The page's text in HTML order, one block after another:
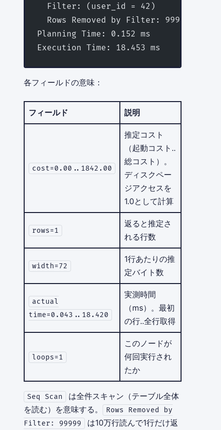
  Filter: (user_id = 42)
  Rows Removed by Filter: 99999
Planning Time: 0.152 ms
Execution Time: 18.453 ms
各フィールドの意味：
フィールド 説明
cost=0.00..1842.00
推定コスト
（起動コスト..
総コスト）。
ディスクペー
ジアクセスを
1.0として計算
rows=1
返ると推定さ
れる行数
width=72
1行あたりの推
定バイト数
actual
time=0.043..18.420
実測時間
（ms）。最初
の行..全行取得
loops=1
このノードが
何回実行され
たか
Seq Scan
は全件スキャン（テーブル全体
を読む）を意味する。
Rows Removed by
Filter: 99999
は10万行読んで1行だけ返